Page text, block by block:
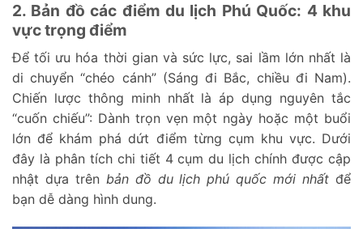
2. Bản đồ các điểm du lịch Phú Quốc: 4 khu
vực trọng điểm
Để tối ưu hóa thời gian và sức lực, sai lầm lớn nhất là
di chuyển “chéo cánh” (Sáng đi Bắc, chiều đi Nam).
Chiến lược thông minh nhất là áp dụng nguyên tắc
“cuốn chiếu”: Dành trọn vẹn một ngày hoặc một buổi
lớn để khám phá dứt điểm từng cụm khu vực. Dưới
đây là phân tích chi tiết 4 cụm du lịch chính được cập
nhật dựa trên bản đồ du lịch phú quốc mới nhất để
bạn dễ dàng hình dung.